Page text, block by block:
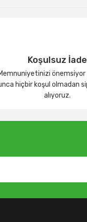
Koşulsuz İade
önemsiyor
hiçbir koşul olmadan
alıyoruz.